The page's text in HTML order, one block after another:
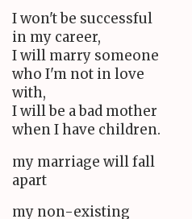
I won't be successful
in my career,
I will marry someone
who I'm not in love
with,
I will be a bad mother
when I have children.
my marriage will fall
apart
my non-existing